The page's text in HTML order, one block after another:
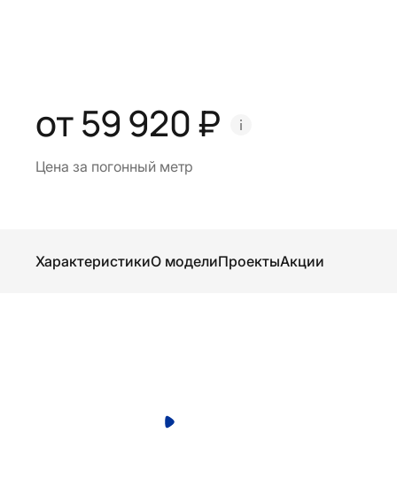
от 59 920 ₽
Цена за погонный метр
ХарактеристикиО моделиПроектыАкции